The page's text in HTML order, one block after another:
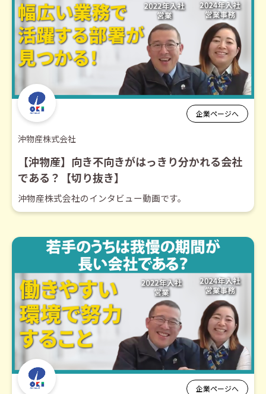
企業ページへ
沖物産株式会社
【沖物産】向き不向きがはっきり分かれる会社
である？【切り抜き】
沖物産株式会社のインタビュー動画です。
企業ページへ